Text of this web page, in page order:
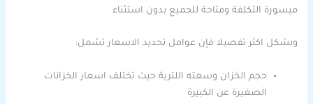
ميسورة التكلفة ومتاحة للجميع بدون استثناء
وبشكل اكثر تفصيلا فإن عوامل تحديد الاسعار تشمل:
حجم الخزان وسعته اللترية حيث تختلف اسعار الخزانات
الصغيرة عن الكبيرة